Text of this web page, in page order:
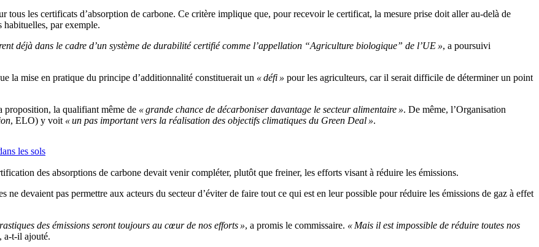
tous les certificats d’absorption de carbone. Ce critère implique que, pourrecevoirle certificat, la mesure prise doit aller au-delà de
habituelles, par exemple.
déjà dans le cadre d’un système de durabilité certifié comme l’appellation “Agriculture biologique” de l’UE », a poursuivi
la mise en pratique du principe d’additionnalité constituerait un « défi » pour les agriculteurs, car il serait difficile de déterminer un point
proposition, la qualifiant même de « grande chance de décarboniser davantage le secteur alimentaire ». De même, l’Organisation
, ELO) y voit « un pas important vers la réalisation des objectifs climatiques du Green Deal ».
les sols
des absorptions de carbone devait venir compléter, plutôt que freiner, les efforts visant à réduire les émissions.
devaient pas permettre aux acteurs du secteur d’éviter de faire tout ce qui est en leur possible pour réduire les émissions de gaz à effet
des émissions seront toujours au cœur de nos efforts », a promis le commissaire. « Mais il est impossible de réduire toutes nos
, a-t-il ajouté.